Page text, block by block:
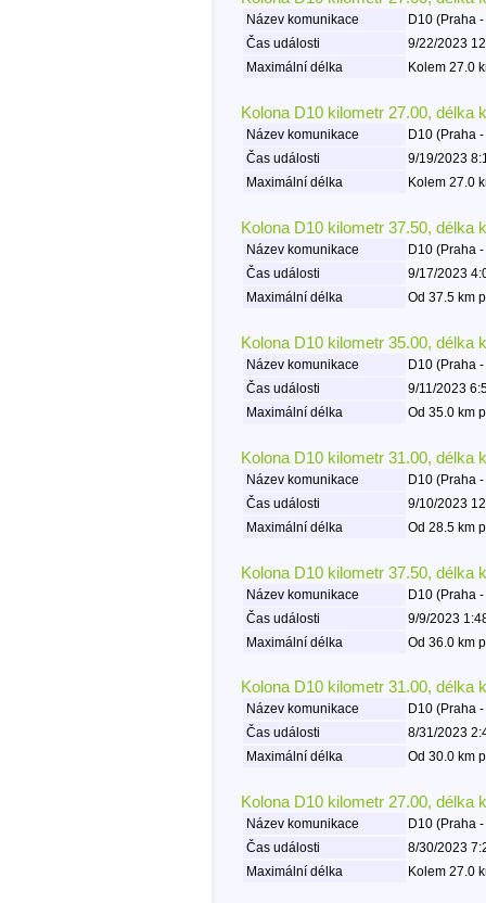
Název komunikace
D10 (Praha
Čas události
9/22/2023
Maximální délka
Kolem 27.0
Kolona D10 kilometr 27.00, délka
Název komunikace
D10 (Praha
Čas události
9/19/2023
Maximální délka
Kolem 27.0
Kolona D10 kilometr 37.50, délka
Název komunikace
D10 (Praha
Čas události
9/17/2023
Maximální délka
Od 37.5 km
Kolona D10 kilometr 35.00, délka
Název komunikace
D10 (Praha
Čas události
9/11/2023
Maximální délka
Od 35.0 km
Kolona D10 kilometr 31.00, délka
Název komunikace
D10 (Praha
Čas události
9/10/2023
Maximální délka
Od 28.5 km
Kolona D10 kilometr 37.50, délka
Název komunikace
D10 (Praha
Čas události
9/9/2023
Maximální délka
Od 36.0 km
Kolona D10 kilometr 31.00, délka
Název komunikace
D10 (Praha
Čas události
8/31/2023
Maximální délka
Od 30.0 km
Kolona D10 kilometr 27.00, délka
Název komunikace
D10 (Praha
Čas události
8/30/2023
Maximální délka
Kolem 27.0